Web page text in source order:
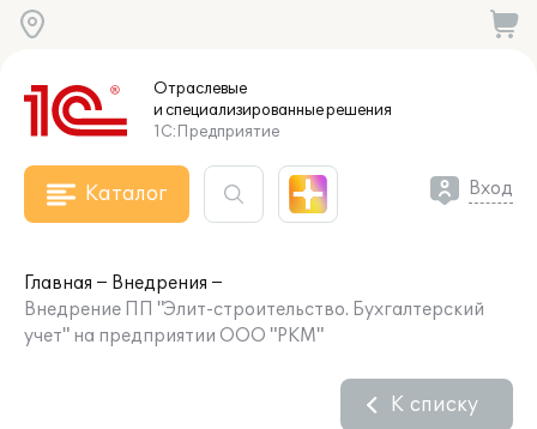
Отраслевые
и специализированныерешения
1С:Предприятие
Каталог Вход
Главная
Внедрения
Внедрение ПП "Элит-строительство. Бухгалтерский
учет" на предприятии ООО "РКМ"
К списку